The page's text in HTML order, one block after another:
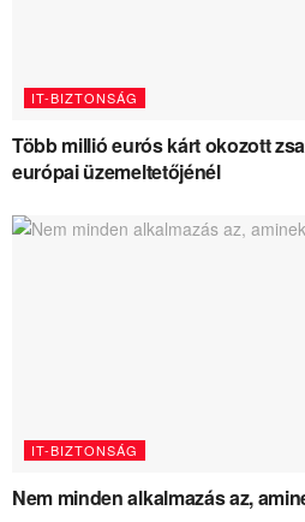
IT-BIZTONSÁG
Több millió eurós kárt okozott
európai üzemeltetőjénél
IT-BIZTONSÁG
Nem minden alkalmazás az,